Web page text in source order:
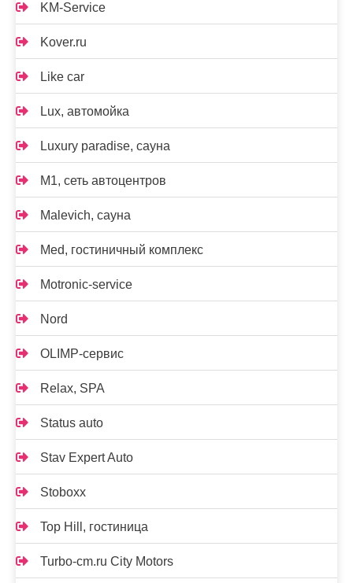
KM-Service
Kover.ru
Like car
Lux, автомойка
Luxury paradise, сауна
M1, сеть автоцентров
Malevich, сауна
Med, гостиничный комплекс
Motronic-service
Nord
OLIMP-сервис
Relax, SPA
Status auto
Stav Expert Auto
Stoboxx
Top Hill, гостиница
Turbo-cm.ru City Motors